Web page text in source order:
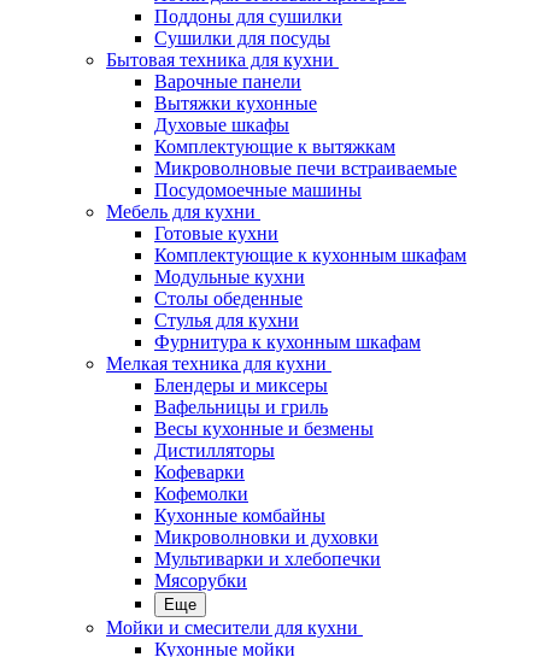
Поддоны для сушилки
Сушилки для посуды
Бытовая техника для кухни
Варочные панели
Вытяжки кухонные
Духовые шкафы
Комплектующие к вытяжкам
Микроволновые печи встраиваемые
Посудомоечные машины
Мебель для кухни
Готовые кухни
Комплектующие к кухонным шкафам
Модульные кухни
Столы обеденные
Стулья для кухни
Фурнитура к кухонным шкафам
Мелкая техника для кухни
Блендеры и миксеры
Вафельницы и гриль
Весы кухонные и безмены
Дистилляторы
Кофеварки
Кофемолки
Кухонные комбайны
Микроволновки и духовки
Мультиварки и хлебопечки
Мясорубки
Еще
Мойки и смесители для кухни
Кухонные мойки